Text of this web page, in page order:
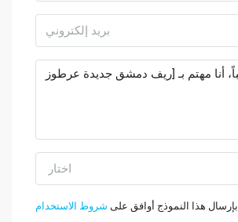
اختار
بإرسال هذا النموذج أوافق على شروط الاستخدام